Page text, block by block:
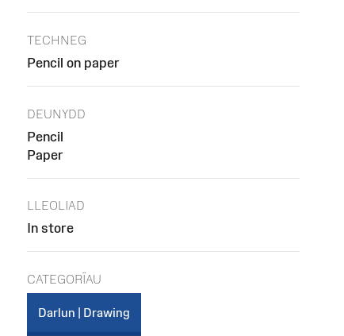
TECHNEG
Pencil on paper
DEUNYDD
Pencil
Paper
LLEOLIAD
In store
CATEGORÏAU
Darlun | Drawing